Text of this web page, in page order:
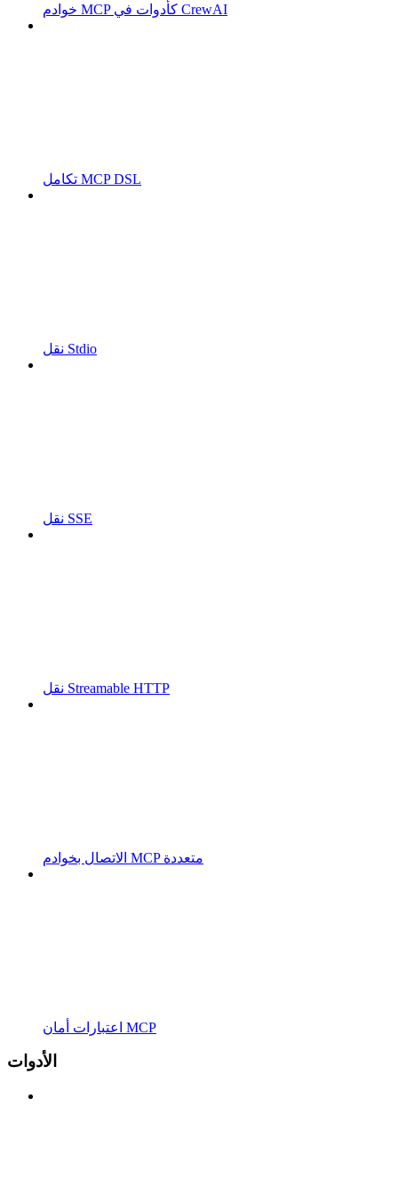
خوادم MCP كأدوات في CrewAI
تكامل MCP DSL
نقل Stdio
نقل SSE
نقل Streamable HTTP
الاتصال بخوادم MCP متعددة
اعتبارات أمان MCP
الأدوات